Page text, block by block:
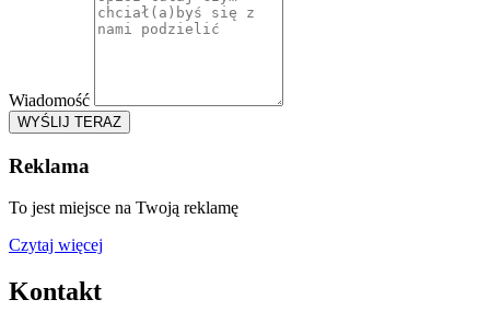
Wiadomość
WYŚLIJ TERAZ
Reklama
To jest miejsce na Twoją reklamę
Czytaj więcej
Kontakt